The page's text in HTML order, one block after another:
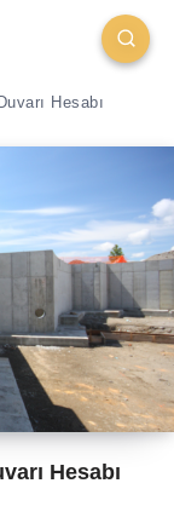
Hesabı
Hesabı